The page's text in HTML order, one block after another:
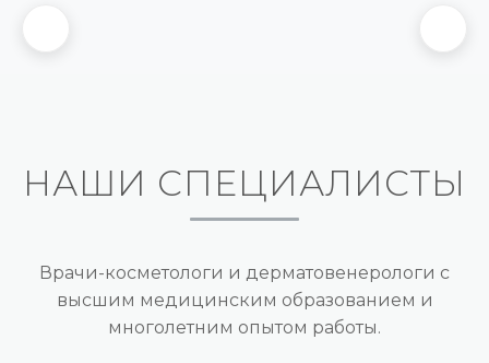
НАШИ СПЕЦИАЛИСТЫ
Врачи-косметологи и дерматовенерологи с
высшим медицинским образованием и
многолетним опытом работы.